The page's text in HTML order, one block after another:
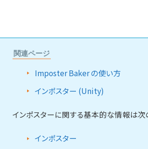
関連ページ
Imposter Baker の使い方
インポスター (Unity)
インポスターに関する基本的な情報は次
インポスター